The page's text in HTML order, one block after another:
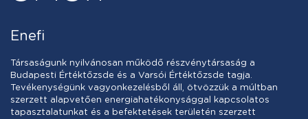
Enefi
Társaságunk nyilvánosan működő részvénytársaság a
Budapesti Értéktőzsde és a Varsói Értéktőzsde tagja.
Tevékenységünk vagyonkezelésből áll, ötvözzük a múltban
szerzett alapvetően energiahatékonysággal kapcsolatos
tapasztalatunkat és a befektetések területén szerzett